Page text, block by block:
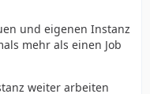
- 3 - MP2,
- 5 - MP2,
und eigenen Instanz
mehr als einen Job
weiter arbeiten